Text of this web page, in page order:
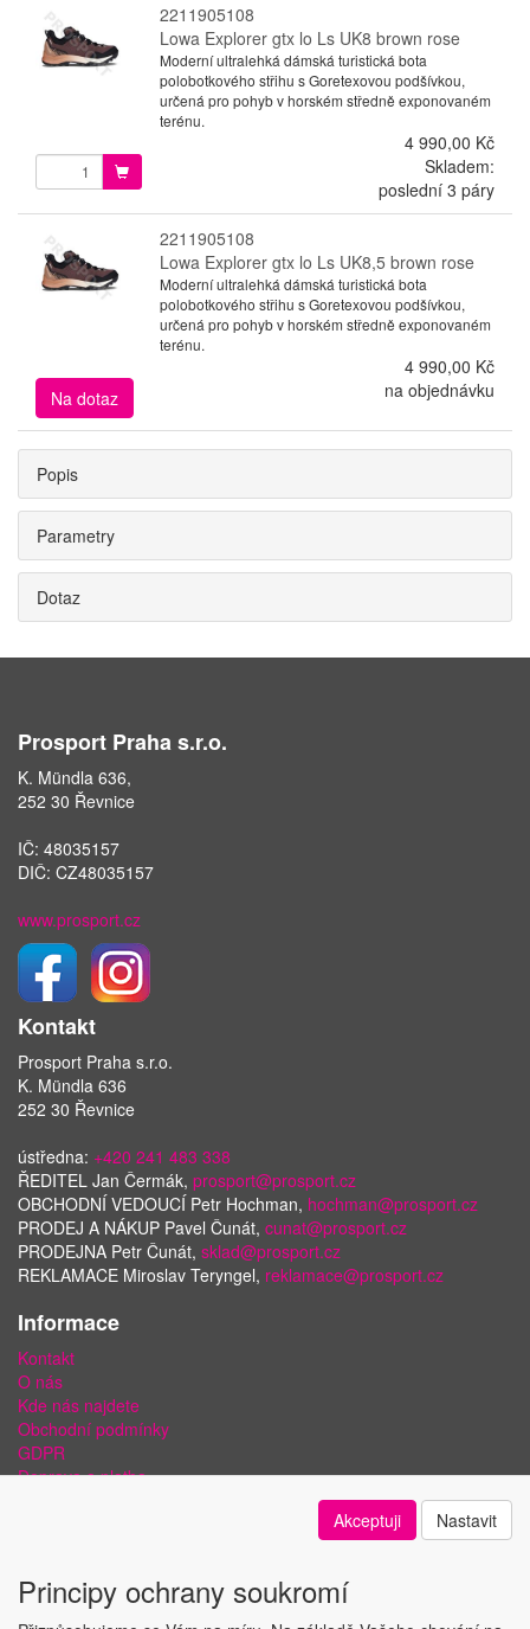
2211905108
Lowa Explorer gtx lo Ls UK8 brown rose
Moderní ultralehká dámská turistická bota
polobotkového střihu s Goretexovou podšívkou,
určená pro pohyb v horském středně exponovaném
terénu.
4 990,00 Kč
Skladem:
poslední 3 páry
2211905108
Lowa Explorer gtx lo Ls UK8,5 brown rose
Moderní ultralehká dámská turistická bota
polobotkového střihu s Goretexovou podšívkou,
určená pro pohyb v horském středně exponovaném
terénu.
4 990,00 Kč
Na dotaz
na objednávku
Popis
Parametry
Dotaz
Prosport Praha s.r.o.
K. Mündla 636,
252 30 Řevnice
IČ: 48035157
DIČ: CZ48035157
www.prosport.cz
Kontakt
Prosport Praha s.r.o.
K. Mündla 636
252 30 Řevnice
ústředna: +420 241 483 338
ŘEDITEL Jan Čermák, prosport@prosport.cz
OBCHODNÍ VEDOUCÍ Petr Hochman, hochman@prosport.cz
PRODEJ A NÁKUP Pavel Čunát, cunat@prosport.cz
PRODEJNA Petr Čunát, sklad@prosport.cz
REKLAMACE Miroslav Teryngel, reklamace@prosport.cz
Informace
Kontakt
O nás
Kde nás najdete
Obchodní podmínky
GDPR
Doprava a platba
Akceptuji Nastavit
Principy ochrany soukromí